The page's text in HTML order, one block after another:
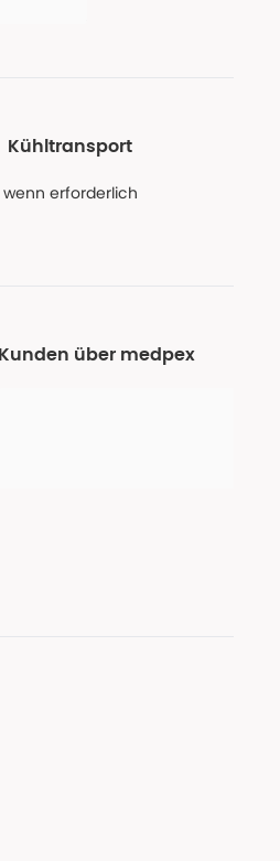
Kühltransport
wenn erforderlich
Kunden über medpex